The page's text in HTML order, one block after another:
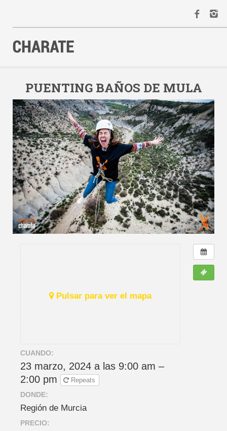
AGENDA
ACTIVIDADES
ALQUILER
EQUIPO
CONTACTO
PUENTING BAÑOS DE MULA
Pulsar para ver el mapa
CUANDO:
23 marzo, 2024 a las 9:00 am –
2:00 pm
Repeats
DONDE:
Región de Murcia
PRECIO: